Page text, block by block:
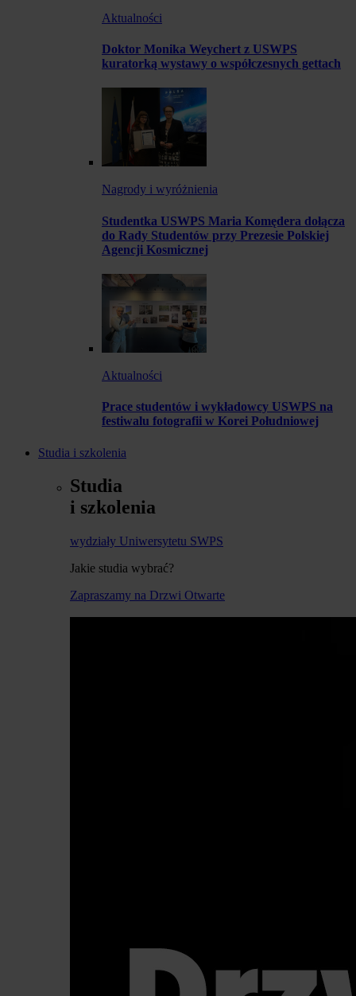
Aktualności
Doktor Monika Weychert z USWPS
kuratorką wystawy o współczesnych gettach
Nagrody i wyróżnienia
Studentka USWPS Maria Komędera dołącza
do Rady Studentów przy Prezesie Polskiej
Agencji Kosmicznej
Aktualności
Prace studentów i wykładowcy USWPS na
festiwalu fotografii w Korei Południowej
Studia i szkolenia
Studia
i szkolenia
wydziały Uniwersytetu SWPS
Jakie studia wybrać?
Zapraszamy na Drzwi Otwarte